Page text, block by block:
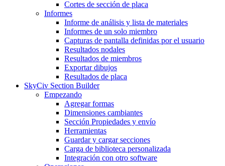
Cortes de sección de placa
Informes
Informe de análisis y lista de materiales
Informes de un solo miembro
Capturas de pantalla definidas por el usuario
Resultados nodales
Resultados de miembros
Exportar dibujos
Resultados de placa
SkyCiv Section Builder
Empezando
Agregar formas
Dimensiones cambiantes
Sección Propiedades y envío
Herramientas
Guardar y cargar secciones
Carga de biblioteca personalizada
Integración con otro software